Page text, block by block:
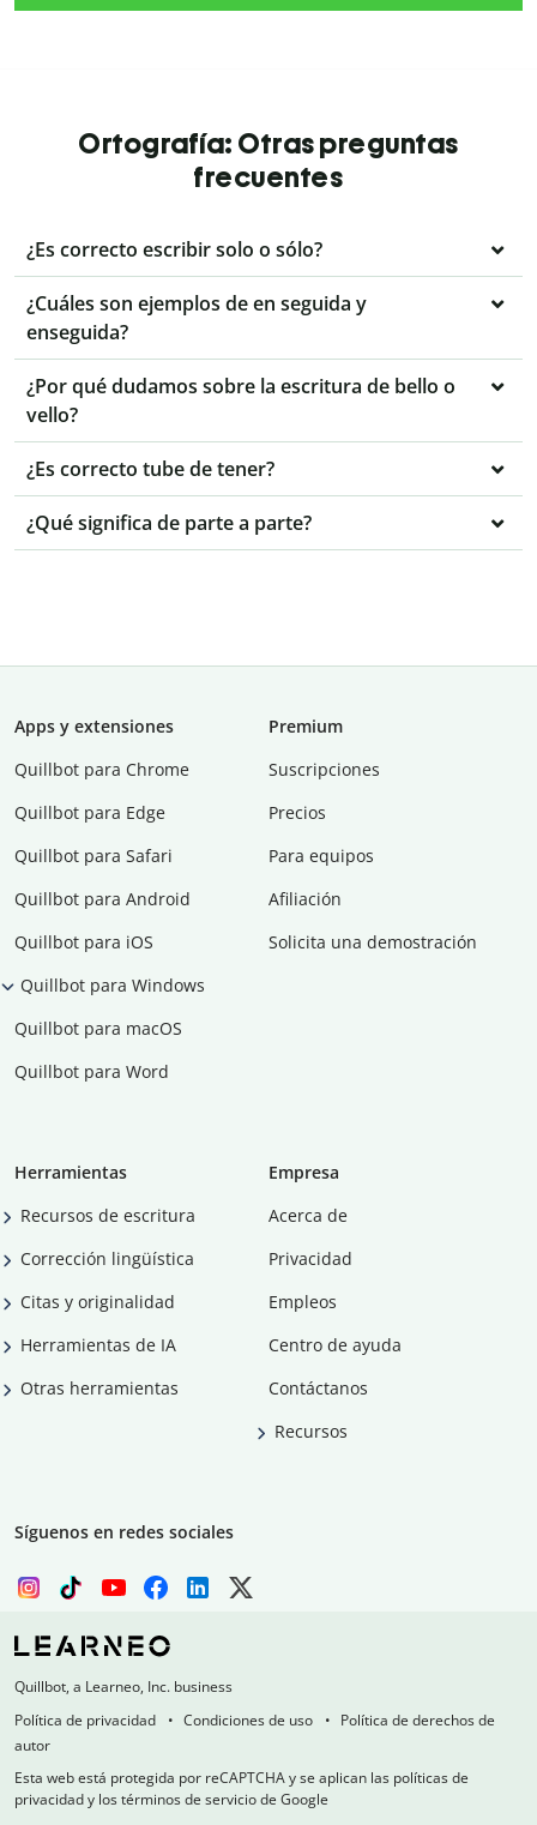
Ortografía: Otras preguntas
frecuentes
¿Es correcto escribir solo o sólo?
¿Cuáles son ejemplos de en seguida y
enseguida?
¿Por qué dudamos sobre la escritura de bello o
vello?
¿Es correcto tube de tener?
¿Qué significa de parte a parte?
Apps y extensiones
Quillbot para Chrome
Quillbot para Edge
Quillbot para Safari
Quillbot para Android
Quillbot para iOS
Quillbot para Windows
Quillbot para macOS
Quillbot para Word
Premium
Suscripciones
Precios
Para equipos
Afiliación
Solicita una demostración
Herramientas
Recursos de escritura
Corrección lingüística
Citas y originalidad
Herramientas de IA
Otras herramientas
Empresa
Acerca de
Privacidad
Empleos
Centro de ayuda
Contáctanos
Recursos
Síguenos en redes sociales
Quillbot, a Learneo, Inc. business
Política de privacidad
Condiciones de uso
Política de derechos de
autor
Esta web está protegida por reCAPTCHA y se aplican las políticas de
privacidad y los términos de servicio de Google